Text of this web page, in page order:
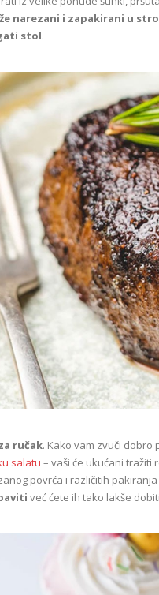
narezani i zapakirani u
stol.
ručak. Kako vam zvuči dobro
salatu – vaši će ukućani tražiti
povrća i različitih pakiranja
već ćete ih tako lakše